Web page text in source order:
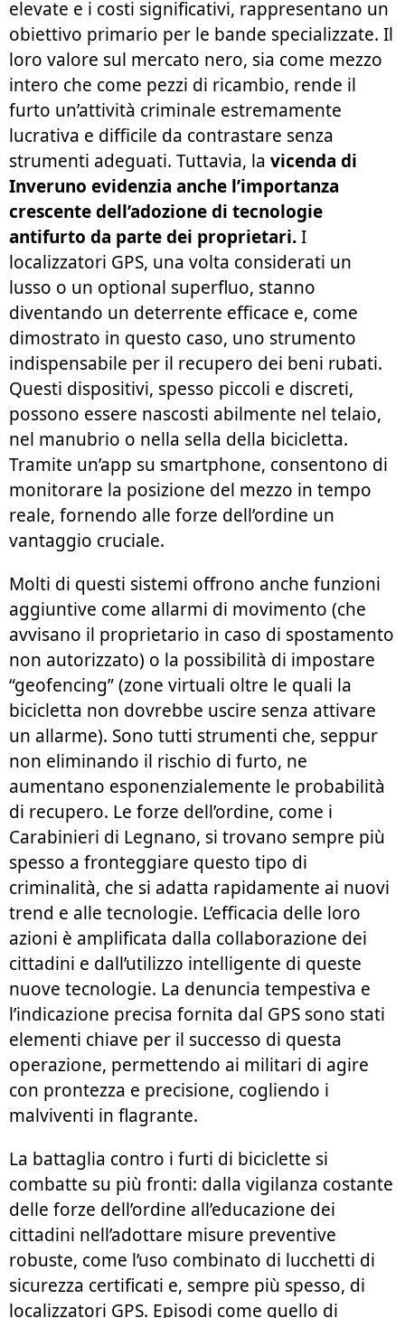
elevate e i costi significativi, rappresentano un
obiettivo primario per le bande specializzate. Il
loro valore sul mercato nero, sia come mezzo
intero che come pezzi di ricambio, rende il
furto un’attività criminale estremamente
lucrativa e difficile da contrastare senza
strumenti adeguati. Tuttavia, la vicenda di
Inveruno evidenzia anche l’importanza
crescente dell’adozione di tecnologie
antifurto da parte dei proprietari.I
localizzatori GPS, una volta considerati un
lusso o un optional superfluo, stanno
diventando un deterrente efficace e, come
dimostrato in questo caso, uno strumento
indispensabile per il recupero dei beni rubati.
Questi dispositivi, spesso piccoli e discreti,
possono essere nascosti abilmente nel telaio,
nel manubrio o nella sella della bicicletta.
Tramite un’app su smartphone, consentono di
monitorare la posizione del mezzo in tempo
reale, fornendo alle forze dell’ordine un
vantaggio cruciale.
Molti di questi sistemi offrono anche funzioni
aggiuntive come allarmi di movimento (che
avvisano il proprietario in caso di spostamento
non autorizzato) o la possibilità di impostare
“geofencing” (zone virtuali oltre le quali la
bicicletta non dovrebbe uscire senza attivare
un allarme). Sono tutti strumenti che, seppur
non eliminando il rischio di furto, ne
aumentano esponenzialemente le probabilità
di recupero. Le forze dell’ordine, come i
Carabinieri di Legnano, si trovano sempre più
spesso a fronteggiare questo tipo di
criminalità, che si adatta rapidamente ai nuovi
trend e alle tecnologie. L’efficacia delle loro
azioni è amplificata dalla collaborazione dei
cittadini e dall’utilizzo intelligente di queste
nuove tecnologie. La denuncia tempestiva e
l’indicazione precisa fornita dal GPS sono stati
elementi chiave per il successo di questa
operazione, permettendo ai militari di agire
con prontezza e precisione, cogliendo i
malviventi in flagrante.
La battaglia contro i furti di biciclette si
combatte su più fronti: dalla vigilanza costante
delle forze dell’ordine all’educazione dei
cittadini nell’adottare misure preventive
robuste, come l’uso combinato di lucchetti di
sicurezza certificati e, sempre più spesso, di
localizzatori GPS. Episodi come quello di